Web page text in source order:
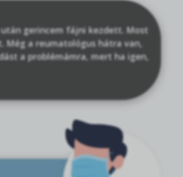
gerincem fájni kezdett. Most
Még a reumatológus hátra van,
a problémámra, mert ha igen,